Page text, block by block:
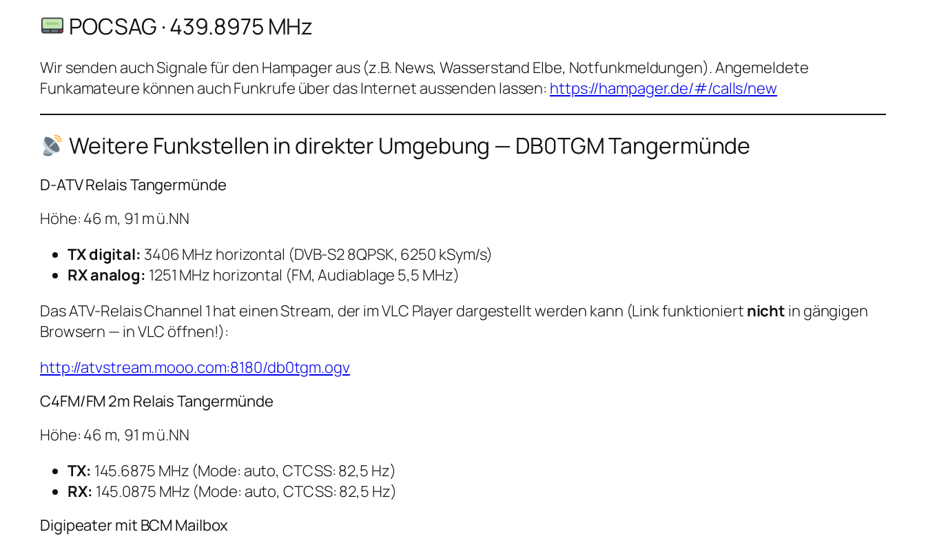
POCSAG · 439.8975 MHz
Wir senden auch Signale für den Hampager aus (z.B. News, Wasserstand Elbe, Notfunkmeldungen). Angemeldete
Funkamateure können auch Funkrufe über das Internet aussenden lassen: https://hampager.de/#/calls/new
Weitere Funkstellen in direkter Umgebung — DB0TGM Tangermünde
D-ATV Relais Tangermünde
Höhe: 46 m, 91 m ü.NN
TX digital: 3406 MHz horizontal (DVB-S2 8QPSK, 6250 kSym/s)
RX analog: 1251 MHz horizontal (FM, Audiablage 5,5 MHz)
Das ATV-Relais Channel 1 hat einen Stream, der im VLC Player dargestellt werden kann (Link funktioniert nicht in gängigen
Browsern — in VLC öffnen!):
http://atvstream.mooo.com:8180/db0tgm.ogv
C4FM/FM 2m Relais Tangermünde
Höhe: 46 m, 91 m ü.NN
TX: 145.6875 MHz (Mode: auto, CTCSS: 82,5 Hz)
RX: 145.0875 MHz (Mode: auto, CTCSS: 82,5 Hz)
Digipeater mit BCM Mailbox